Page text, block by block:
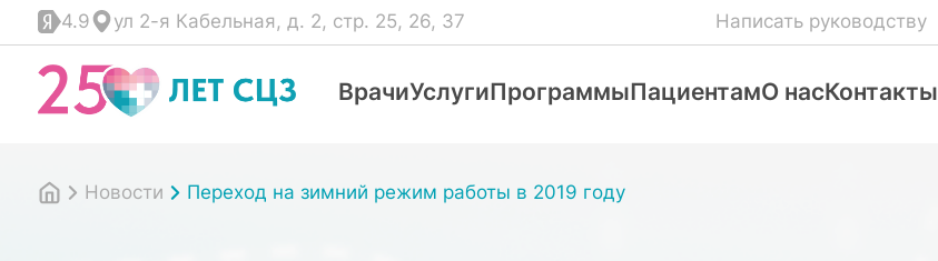
4.9 ул 2-я Кабельная, д. 2, стр. 25, 26, 37 Написать руководству
ВрачиУслугиПрограммыПациентамО насКонтакты
Новости Переход на зимний режим работы в 2019 году